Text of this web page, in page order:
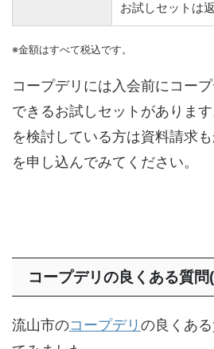
お試しセットは
※金額はすべて税込です。
コープデリには入会前にコー
できるお試しセットがありま
を検討している方は資料請求
を申し込んでみてください。
コープデリの良くある質問
流山市のコープデリの良くあ